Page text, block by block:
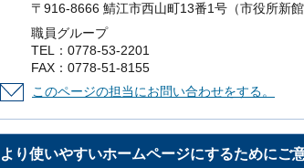
〒916-8666 鯖江市西山町13番1号（市役所新館
職員グループ
TEL：0778-53-2201
FAX：0778-51-8155
このページの担当にお問い合わせをする。
より使いやすいホームページにするためにご